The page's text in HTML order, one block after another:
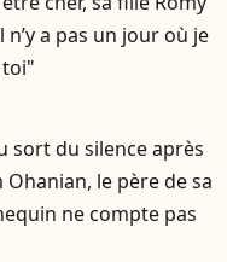
a pas un jour où je
toi"
sort du silence après
le père de sa
ne compte pas